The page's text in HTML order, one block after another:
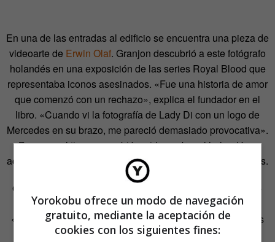
En una de las entradas al edificio se encuentra una pieza de
videoarte de Erwin Olaf. Granjon descubrió a este fotógrafo
holandés en una exposición de las series Royal Blood que
representaba iconos asesinados. «Fue una historia de amor
que comenzó con un rechazo», explica el fundador en el
libro. «Cuando vi la fotografía de Lady Di con un logo de
Mercedes en su brazo, me pareció demasiado provocativa».
Pero con el tiempo cambió su idea sobre el holandés y
acabó convirtiéndose en un coleccionista de sus fotografías.
Quizá porque piensa que este fotógrafo es «excepcional»
por su forma de entender la estética y tratar los temas del
«deseo, melancolía, violencia y belleza, en su estado más
puro», Granjon le encargó el primer anuncio de la firma:
Yorokobu ofrece un modo de navegación
gratuito, mediante la aceptación de
cookies con los siguientes fines: